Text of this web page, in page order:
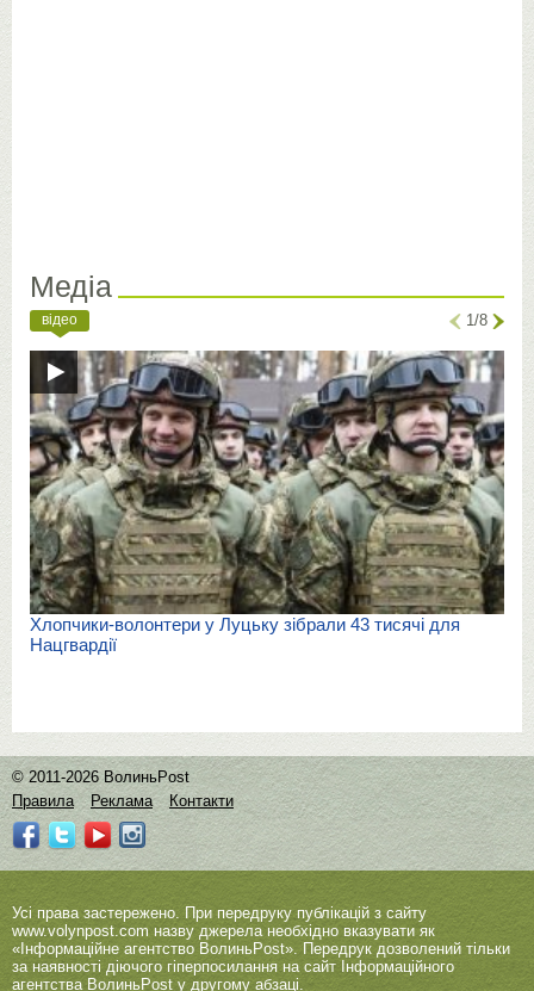
Медіа
відео 1/8
Хлопчики-волонтери у Луцьку зібрали 43 тисячі для
Нацгвардії
© 2011-2026 ВолиньPost
Правила
Реклама Контакти
Усі права застережено. При передруку публікацій з сайту
www.volynpost.com назву джерела необхідно вказувати як
«Інформаційне агентство ВолиньPost». Передрук дозволений тільки
за наявності діючого гіперпосилання на сайт Інформаційного
агентства ВолиньPost у другому абзаці.